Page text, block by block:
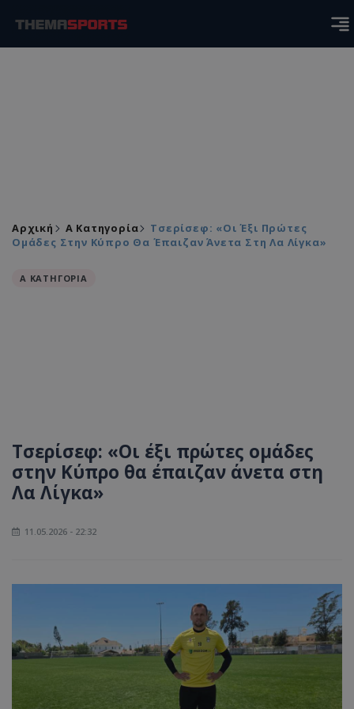
Αρχική Α Κατηγορία
Τσερίσεφ: «Οι Έξι Πρώτες
Ομάδες Στην Κύπρο Θα Έπαιζαν Άνετα Στη Λα Λίγκα»
Α ΚΑΤΗΓΟΡΙΑ
Τσερίσεφ: «Οι έξι πρώτες ομάδες
στην Κύπρο θα έπαιζαν άνετα στη
Λα Λίγκα»
11.05.2026 - 22:32